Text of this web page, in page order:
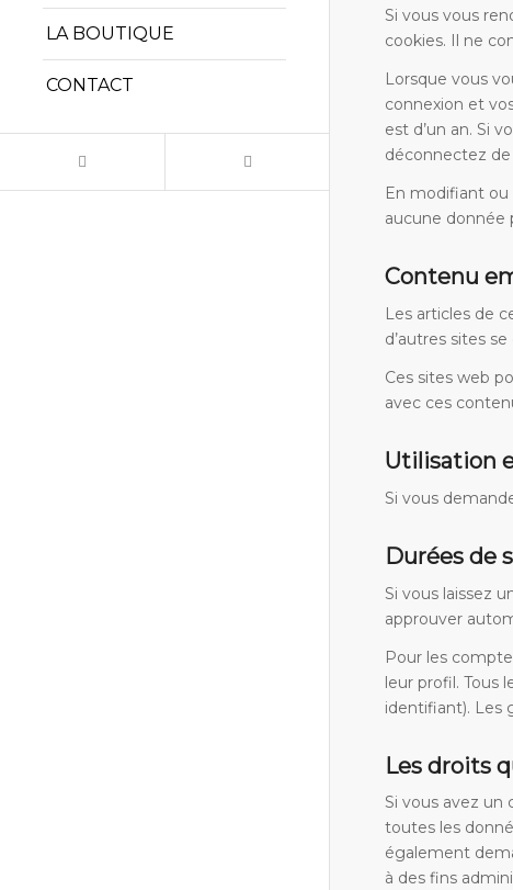
LA BOUTIQUE
CONTACT
Si vous vous
cookies. Il ne
Lorsque vous
connexion et
est d’un an. Si
déconnectez
En modifiant
aucune donnée
Contenu
Les articles de
d’autres sites
Ces sites web
avec ces
Utilisation
Si vous
Durées de
Si vous laissez
approuver
Pour les
leur profil. Tous
identifiant). Les
Les droits
Si vous avez un
toutes les
également
à des fins